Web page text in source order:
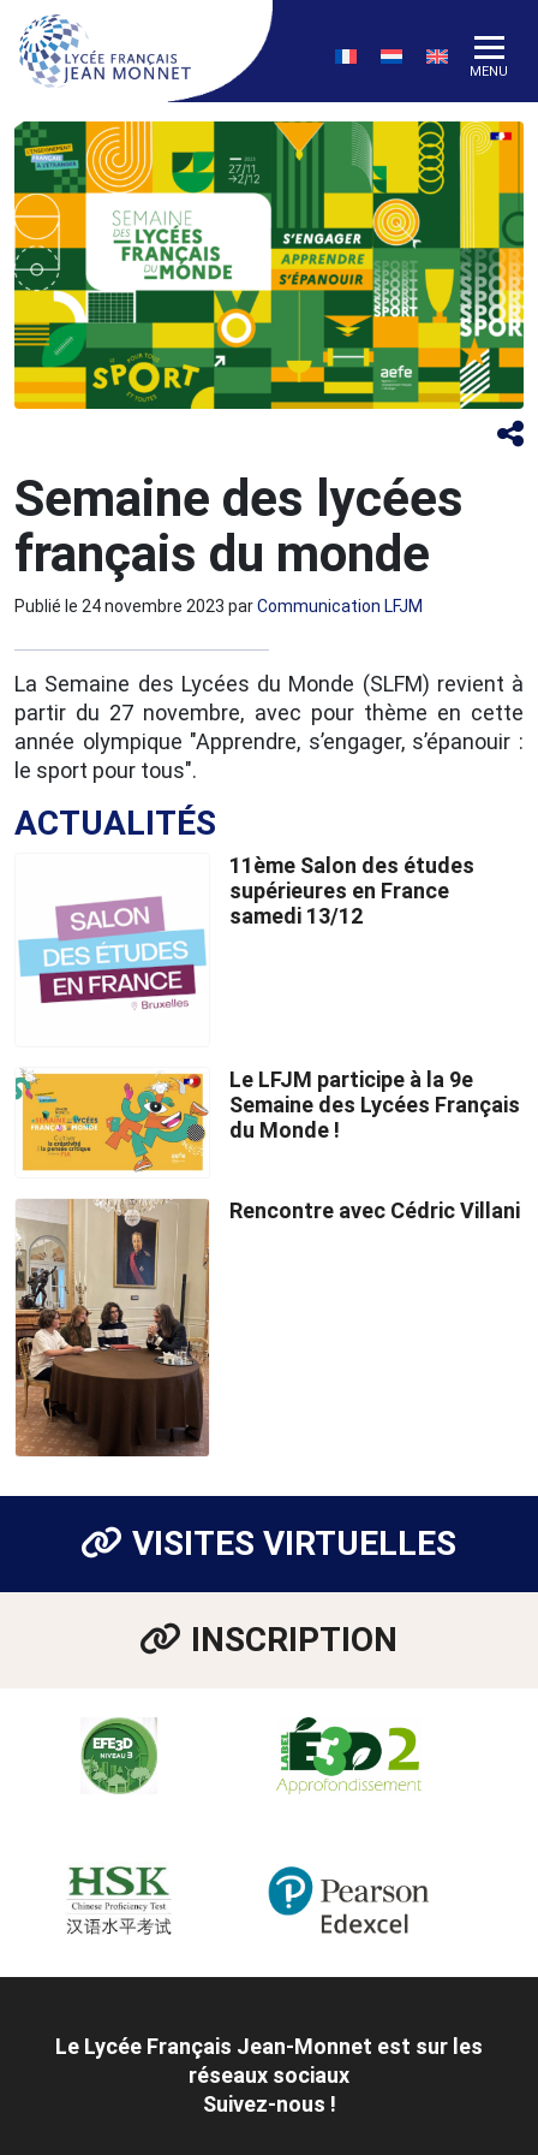
MENU
Semaine des lycées
français du monde
Publié le 24 novembre 2023 parCommunication LFJM
La Semaine des Lycées du Monde (SLFM) revient à
partir du 27 novembre, avec pour thème en cette
année olympique "Apprendre, s’engager, s’épanouir :
le sport pour tous".
ACTUALITÉS
11ème Salon des études
supérieures en France
samedi 13/12
Le LFJM participe à la 9e
Semaine des Lycées Français
du Monde !
Rencontre avec Cédric Villani
VISITES VIRTUELLES
INSCRIPTION
Le Lycée Français Jean-Monnet est sur les
réseaux sociaux
Suivez-nous !